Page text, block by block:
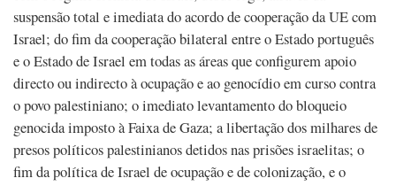
suspensão total e imediata do acordo de cooperação da UE com
Israel; do fim da cooperação bilateral entre o Estado português
e o Estado de Israel em todas as áreas que configurem apoio
directo ou indirecto à ocupação e ao genocídio em curso contra
o povo palestiniano; o imediato levantamento do bloqueio
genocida imposto à Faixa de Gaza; a libertação dos milhares de
presos políticos palestinianos detidos nas prisões israelitas; o
fim da política de Israel de ocupação e de colonização, e o